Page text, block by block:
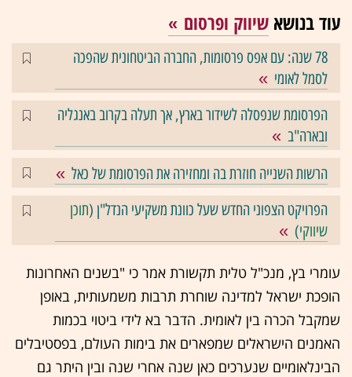
עוד בנושא שיווק ופרסום
78 שנה: עם אפס פרסומות, החברה הביטחונית שהפכה
לסמל לאומי
הפרסומת שנפסלה לשידור בארץ, אך תעלה בקרוב באנגליה
ובארה"ב
הרשות השנייה חוזרת בה ומחזירה את הפרסומת של כאל
הפרויקט הצפוני החדש שעל כוונת משקיעי הנדל"ן (תוכן
שיווקי)
עומרי בץ, מנכ"ל טלית תקשורת אמר כי "בשנים האחרונות
הופכת ישראל למדינה שוחרת תרבות משמעותית, באופן
שמקבל הכרה בין לאומית. הדבר בא לידי ביטוי בכמות
האמנים הישראלים שמפארים את בימות העולם, בפסטיבלים
הבינלאומיים שנערכים כאן שנה אחרי שנה ובין היתר גם